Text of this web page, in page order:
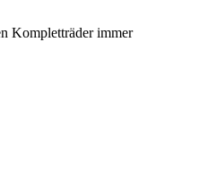
Kompletträder immer